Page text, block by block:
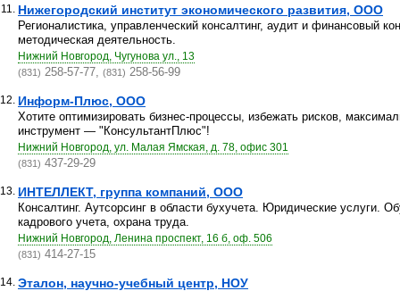
11. Нижегородский институт экономического развития, ООО
Регионалистика, управленческий консалтинг, аудит и финансовый
методическая деятельность.
Нижний Новгород, Чугунова ул., 13
(831) 258-57-77, (831) 258-56-99
12. Информ-Плюс, ООО
Хотите оптимизировать бизнес-процессы, избежать рисков,
инструмент — "КонсультантПлюс"!
Нижний Новгород, ул. Малая Ямская, д. 78, офис 301
(831) 437-29-29
13. ИНТЕЛЛЕКТ, группа компаний, ООО
Консалтинг. Аутсорсинг в области бухучета. Юридические услуги.
кадрового учета, охрана труда.
Нижний Новгород, Ленина проспект, 16 б, оф. 506
(831) 414-27-15
14. Эталон, научно-учебный центр, НОУ